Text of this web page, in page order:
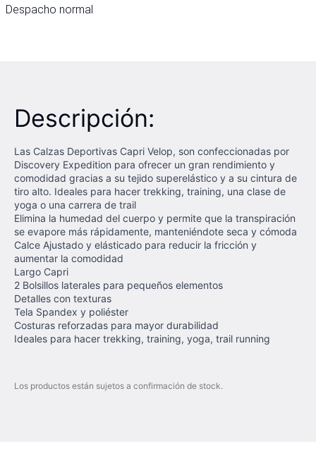
Despacho normal
Descripción:
Las Calzas Deportivas Capri Velop, son confeccionadas por
Discovery Expedition para ofrecer un gran rendimiento y
comodidad gracias a su tejido superelástico y a su cintura de
tiro alto. Ideales para hacer trekking, training, una clase de
yoga o una carrera de trail
Elimina la humedad del cuerpo y permite que la transpiración
se evapore más rápidamente, manteniéndote seca y cómoda
Calce Ajustado y elásticado para reducir la fricción y
aumentar la comodidad
Largo Capri
2 Bolsillos laterales para pequeños elementos
Detalles con texturas
Tela Spandex y poliéster
Costuras reforzadas para mayor durabilidad
Ideales para hacer trekking, training, yoga, trail running
Los productos están sujetos a confirmación de stock.